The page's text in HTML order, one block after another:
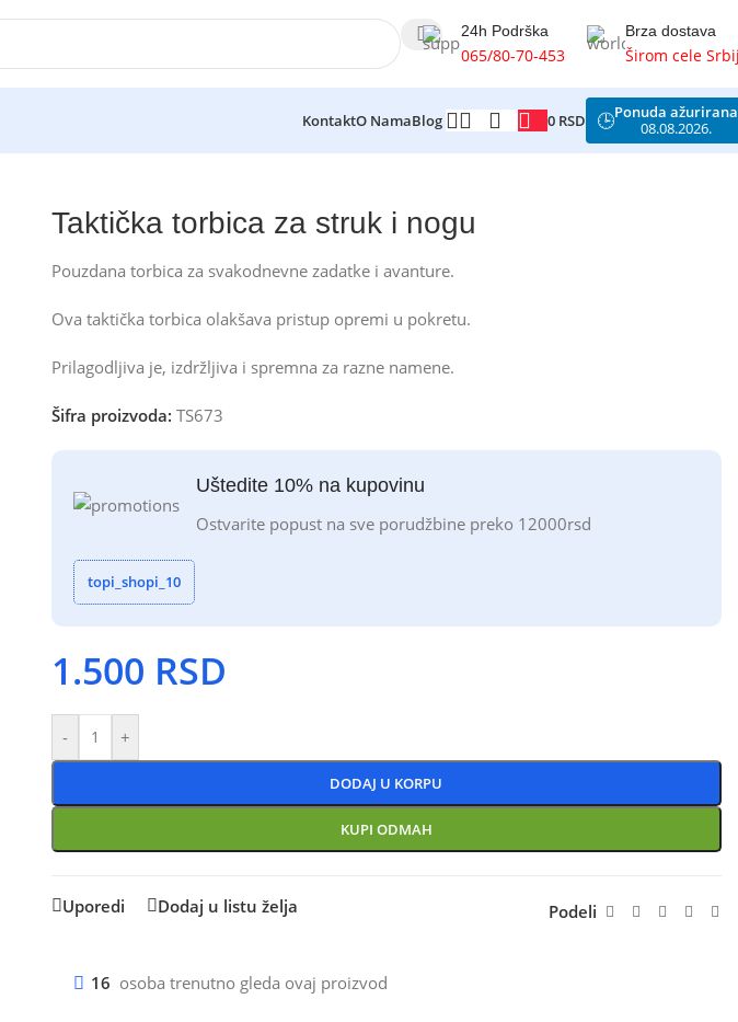
24h Podrška
065/80-70-453
Brza dostava
Širom cele
KontaktO NamaBlog 0 RSD 🕒Ponuda ažurirana
08.08.2026.
Taktička torbica za struk i nogu
Pouzdana torbica za svakodnevne zadatke i avanture.
Ova taktička torbica olakšava pristup opremi u pokretu.
Prilagodljiva je, izdržljiva i spremna za razne namene.
Šifra proizvoda: TS673
Uštedite 10% na kupovinu
Ostvarite popust na sve porudžbine preko 12000rsd
topi_shopi_10
1.500 RSD
- +
DODAJ U KORPU
KUPI ODMAH
Uporedi Dodaj u listu želja Podeli
16 osoba trenutno gleda ovaj proizvod